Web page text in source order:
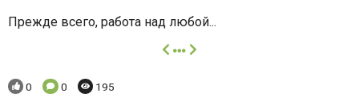
Прежде всего, работа над любой...
далее
Понравилось:
0 Комментариев:
0 Просмотров:
195